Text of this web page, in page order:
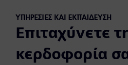
ΥΠΗΡΕΣΊΕΣ ΚΑΙ ΕΚΠΑΊΔΕΥΣΗ
Επιταχύνετε
κερδοφορία